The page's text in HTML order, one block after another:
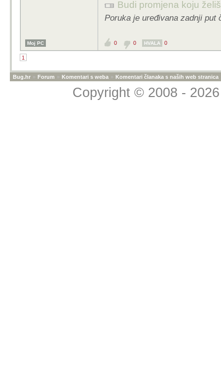
Budi promjena koju
Poruka je uređivana zadnji put
Moj PC 0 0 HVALA 0
1
Bug.hr » Forum » Komentari s weba » Komentari članaka s naših web stranica
Copyright © 2008 -